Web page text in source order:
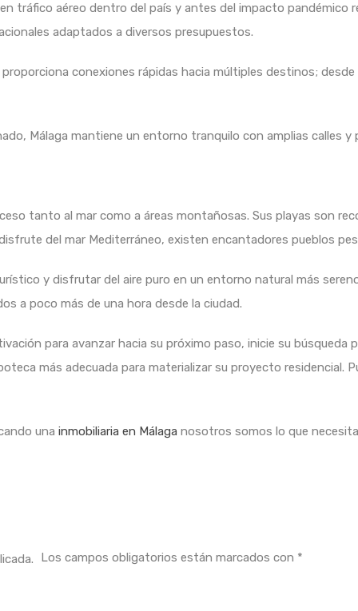
tráfico aéreo dentro del país y antes del impacto pandémico
adaptados a diversos presupuestos.
conexiones rápidas hacia múltiples destinos;
Málaga mantiene un entorno tranquilo con amplias calles y
tanto al mar como a áreas montañosas. Sus playas son
del mar Mediterráneo, existen encantadores pueblos
y disfrutar del aire puro en un entorno natural más
a poco más de una hora desde la ciudad.
para avanzar hacia su próximo paso, inicie su búsqueda
más adecuada para materializar su proyecto residencial.
una inmobiliaria en Málaga nosotros somos lo que
Los campos obligatorios están marcados con *